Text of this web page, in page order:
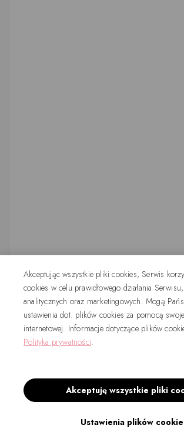
Akceptując wszystkie pliki cookies, Serwis
cookies w celu prawidłowego działania
analitycznych oraz marketingowych. Mogą
ustawienia dot. plików cookies za pomocą
internetowej. Informacje dotyczące plików
Polityka prywatności.
Ustawienia plików cookie
Akceptuję wszystkie pliki